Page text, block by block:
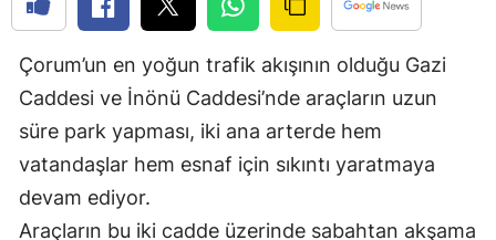
Hatay
Isparta
Mersin
İstanbul
Çorum’un en yoğun trafik akışının olduğu Gazi
Caddesi ve İnönü Caddesi’nde araçların uzun
süre park yapması, iki ana arterde hem
vatandaşlar hem esnaf için sıkıntı yaratmaya
devam ediyor.
Araçların bu iki cadde üzerinde sabahtan akşama